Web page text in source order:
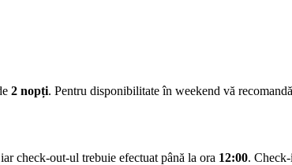
2 nopți. Pentru disponibilitate în weekend vă
check-out-ul trebuie efectuat până la ora 12:00.